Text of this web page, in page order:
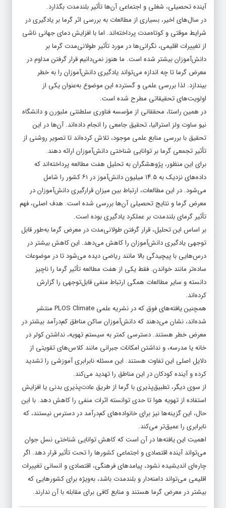
آینده تحصیلی، شغلی و اجتماعی آن‌ها تأثیر بلندمدت بگذارد.
در سال‌های اخیر، بسیاری از مطالعات به بررسی اثر گرما بر یادگیری در
شرایط موقتی و کوتاه‌مدت پرداخته‌اند. اما با افزایش دمای جهانی ناشی
از تغییرات اقلیمی، نگرانی‌ها در مورد تأثیر طولانی‌مدت گرما بر
دانش‌آموزان بیشتر شده است. ما هنوز نمی‌دانیم قرار گرفتن مداوم در
معرض گرما تا چه اندازه می‌تواند یادگیری دانش‌آموزان را به خطر
بیندازد. لذا بررسی علمی و گسترده این موضوع به‌عنوان یکی از
اولویت‌های تحقیقاتی مطرح شده است.
در همین راستا، محققانی از مؤسسه فناوری سلطنتی ملبورن و دانشگاه
نیو ساوت ولز استرالیا، تحقیق جامعی را انجام داده‌اند. آن‌ها در این
تحقیق با بررسی منابع علمی موجود، تلاش کرده‌اند تا تصویر روشنی از
تأثیر تجمعی گرما بر توانایی شناختی دانش‌آموزان ارائه دهند.
برای این منظور، پژوهشگران به تحلیل هفت مطالعه پرداخته‌اند که
داده‌های نزدیک به ۱۴.۵ میلیون دانش‌آموز در ۶۱ کشور را شامل
می‌شود. در این مطالعات، ارتباط بین میزان قرارگیری دانش‌آموزان در
معرض گرما و نتایج تحصیلی آن‌ها بررسی شده است. هدف اصلی، فهم
تأثیر گرمای بلندمدت بر عملکرد یادگیری بوده است.
بر اساس این تحلیل، قرار گرفتن طولانی‌مدت در معرض گرما به‌طور قابل
توجهی یادگیری دانش‌آموزان را کاهش می‌دهد. این کاهش بیشتر در
درس‌هایی با پیچیدگی بالا مانند ریاضی دیده می‌شود تا در موضوعات
ساده‌تر مانند خواندن. فقط یکی از هفت مطالعه تأثیر گرما را ناچیز
دانسته و سایر مطالعات همگی ارتباط منفی قابل‌توجهی را گزارش
کرده‌اند.
همچنین یافته‌های فوق که در نشریه علمی PLOS Climate منتشر
شده‌اند، نشان می‌دهند که دانش‌آموزان ساکن مناطق کم‌درآمد بیشتر در
معرض خطر هستند. دسترسی کمتر به سیستم تهویه، نداشتن کولر در
خانه یا مدرسه، و نداشتن امکانات جبرانی مانند کلاس‌های تقویتی از
دلایل اصلی این تفاوت هستند. این مسئله نابرابری آموزشی را تشدید
کرده و آینده کودکان در این مناطق را تهدید می‌کند.
از سوی دیگر، تطبیق‌پذیری با گرما از طریق عادت‌پذیری بدنی یا افزایش
استفاده از تهویه هوا تا حدی توانسته اثرات منفی را کاهش دهد. با این
حال، این گزینه‌ها نیز برای خانواده‌های کم‌درآمد در دسترس نیستند، که
نابرابری را عمیق‌تر می‌کند.
اهمیت این یافته‌ها در آن است که کاهش توانایی شناختی نسل جوان
می‌تواند آینده اقتصادی و اجتماعی کشورها را تحت تأثیر قرار دهد. اگر
چاره‌ای اندیشیده نشود، پیامدهای فرهنگی، اقتصادی و انسانی تغییرات
اقلیمی می‌تواند دامنه‌دار و بلندمدت باشد، به‌ویژه برای کشورهایی که
بیشتر در معرض گرما هستند و منابع کافی برای مقابله با آن ندارند.